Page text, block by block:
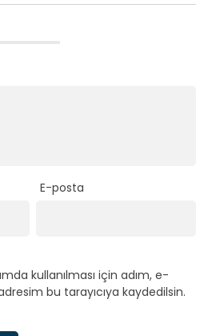
E-posta
kullanılması için adım, e-
bu tarayıcıya kaydedilsin.